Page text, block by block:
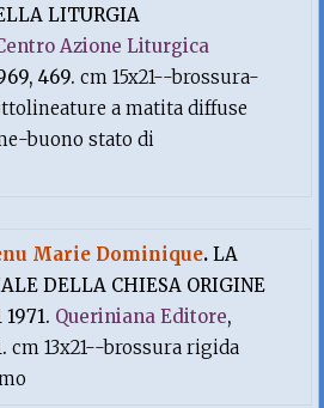
LITURGIA
Azione Liturgica
469.cm 15x21--brossura-
a matita diffuse
buono stato di
Marie Dominique.LA
DELLA CHIESA ORIGINE
1971. Queriniana Editore,
cm 13x21--brossura rigida